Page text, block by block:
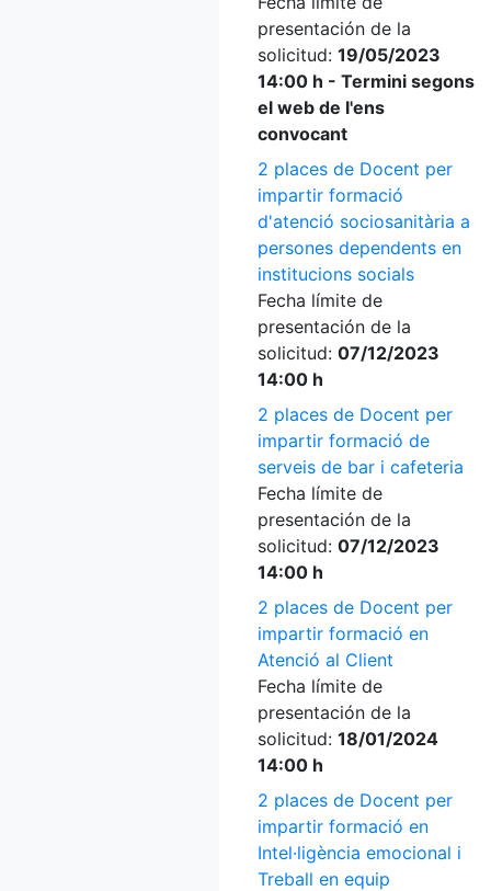
presentación de la
solicitud: 19/05/2023
14:00 h - Termini segons
el web de l'ens
convocant
2 places de Docent per
impartir formació
d'atenció sociosanitària a
persones dependents en
institucions socials
Fecha límite de
presentación de la
solicitud: 07/12/2023
14:00 h
2 places de Docent per
impartir formació de
serveis de bar i cafeteria
Fecha límite de
presentación de la
solicitud: 07/12/2023
14:00 h
2 places de Docent per
impartir formació en
Atenció al Client
Fecha límite de
presentación de la
solicitud: 18/01/2024
14:00 h
2 places de Docent per
impartir formació en
Intel·ligència emocional i
Treball en equip